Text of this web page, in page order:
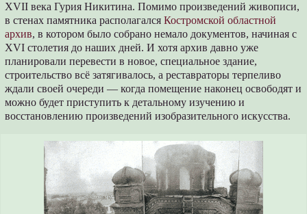
XVII века Гурия Никитина. Помимо произведений живописи,
в стенах памятника располагалсяКостромской областной
архив, в котором было собрано немало документов, начиная с
XVI столетия до наших дней. И хотя архив давно уже
планировали перевести в новое, специальное здание,
строительство всё затягивалось, а реставраторы терпеливо
ждали своей очереди — когда помещение наконец освободят и
можно будет приступить к детальному изучению и
восстановлению произведений изобразительного искусства.